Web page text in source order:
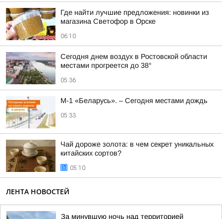
Где найти лучшие предложения: новинки из
магазина Светофор в Орске
06:10
Сегодня днем воздух в Ростовской области
местами прогреется до 38°
05:36
М-1 «Беларусь». – Сегодня местами дождь
05:33
Чай дороже золота: в чем секрет уникальных
китайских сортов?
05:10
ЛЕНТА НОВОСТЕЙ
За минувшую ночь над территорией